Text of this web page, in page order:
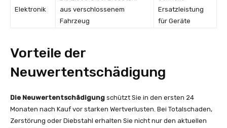
Elektronik
aus verschlossenem
Fahrzeug
Ersatzleistung
für Geräte
Vorteile der
Neuwertentschädigung
Die Neuwertentschädigung schützt Sie in den ersten 24
Monaten nach Kauf vor starken Wertverlusten. Bei Totalschaden,
Zerstörung oder Diebstahl erhalten Sie nicht nur den aktuellen